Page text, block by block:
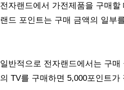
전자랜드에서 가전제품을 구매
랜드 포인트는 구매 금액의 일부
일반적으로 전자랜드에서는 구
의 TV를 구매하면 5,000포인트가